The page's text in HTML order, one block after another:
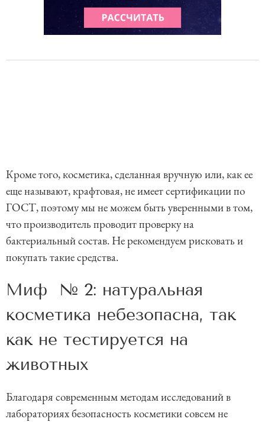
Кроме того, косметика, сделанная вручную или, как ее
еще называют, крафтовая, не имеет сертификации по
ГОСТ, поэтому мы не можем быть уверенными в том,
что производитель проводит проверку на
бактериальный состав. Не рекомендуем рисковать и
покупать такие средства.
Миф № 2: натуральная
косметика небезопасна, так
как не тестируется на
животных
Благодаря современным методам исследований в
лабораториях безопасность косметики совсем не